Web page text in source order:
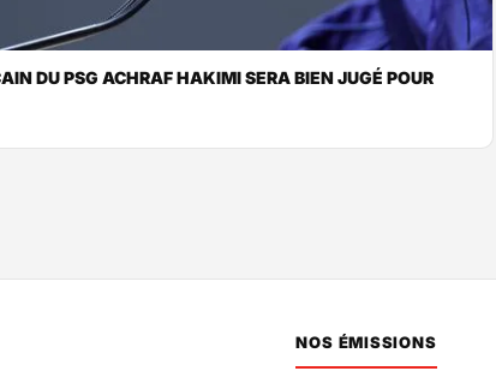
DU PSG ACHRAF HAKIMI SERA BIEN JUGÉ POUR
NOS ÉMISSIONS